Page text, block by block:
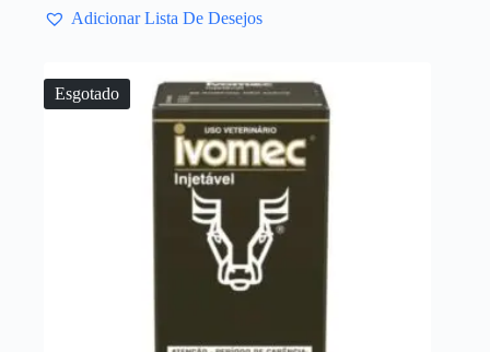
Adicionar Lista De Desejos
Esgotado